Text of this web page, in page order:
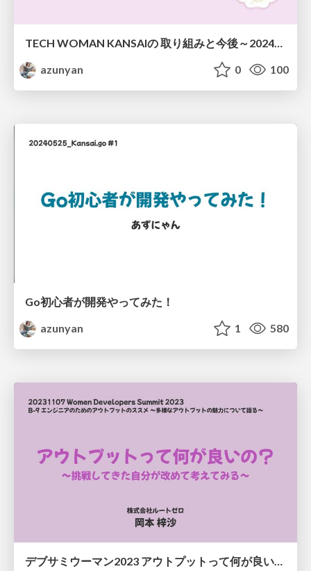
TECH WOMAN KANSAIの 取り組みと今後～2024年の振り返りと2025年へ～
azunyan
0 100
Go初心者が開発やってみた！
azunyan
1 580